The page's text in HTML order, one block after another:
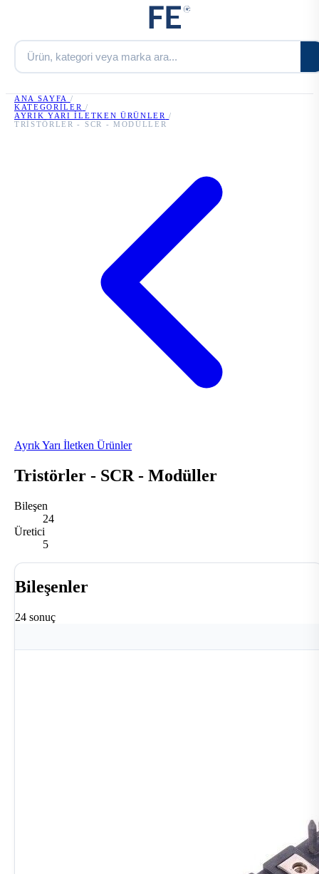
ANA SAYFA /
KATEGORILER /
AYRIK YARI İLETKEN ÜRÜNLER
/
TRISTÖRLER - SCR - MODÜLLER
Ayrık Yarı İletken Ürünler
Tristörler - SCR - Modüller
Bileşen
24
Üretici
5
Bileşenler
24 sonuç